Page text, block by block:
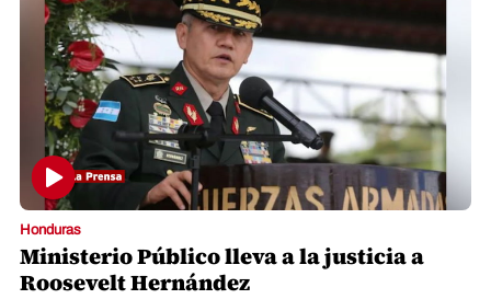
Honduras
Ministerio Público lleva a la justicia a
Roosevelt Hernández